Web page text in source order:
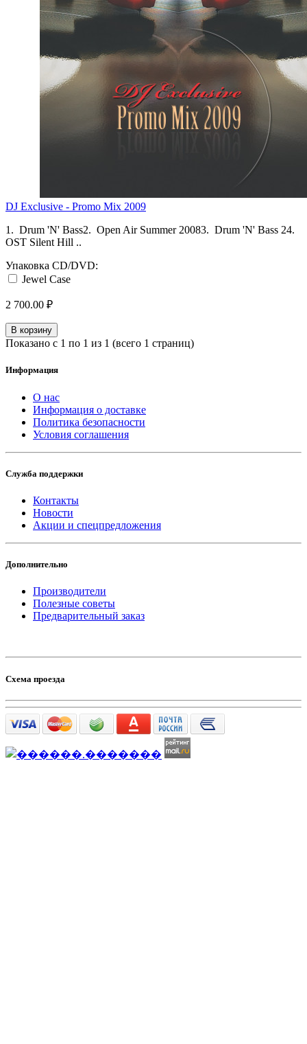
DJ Exclusive - Promo Mix 2009
1. Drum 'N' Bass2. Open Air Summer 20083. Drum 'N' Bass 24.
OST Silent Hill ..
Упаковка CD/DVD:
Jewel Case
2 700.00 ₽
В корзину
Показано с 1 по 1 из 1 (всего 1 страниц)
Информация
О нас
Информация о доставке
Политика безопасности
Условия соглашения
Служба поддержки
Контакты
Новости
Акции и спецпредложения
Дополнительно
Производители
Полезные советы
Предварительный заказ
Схема проезда